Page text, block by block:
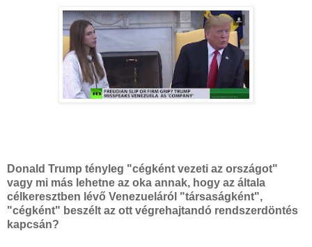
Donald Trump tényleg "cégként vezeti az országot"
vagy mi más lehetne az oka annak, hogy az általa
célkeresztben lévő Venezueláról "társaságként",
"cégként" beszélt az ott végrehajtandó rendszerdöntés
kapcsán?